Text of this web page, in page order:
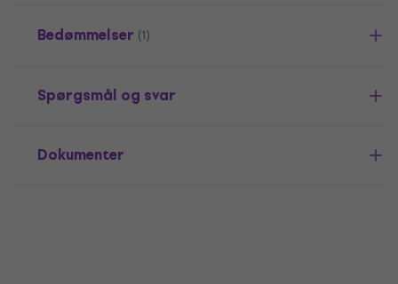
Bedømmelser (1)
Spørgsmål og svar
Dokumenter